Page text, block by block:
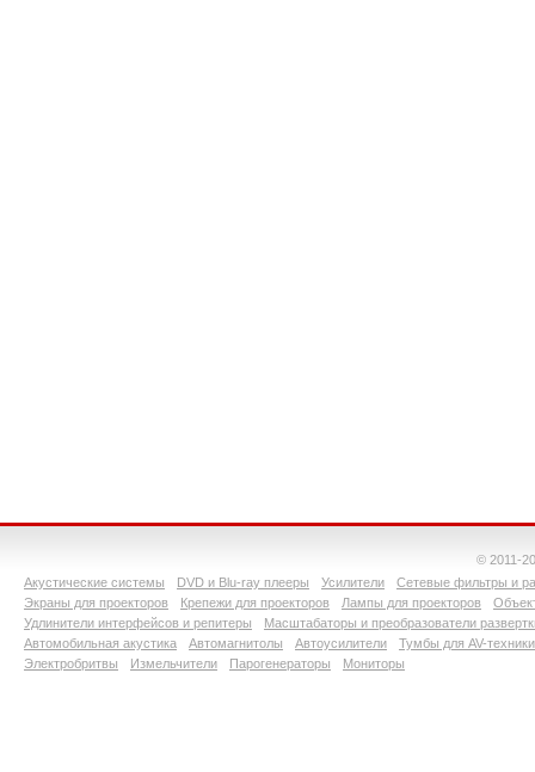
© 2011-
Акустические системы
DVD и Blu-ray плееры Усилители
Сетевые фильтры и
Экраны для проекторов
Крепежи для проекторов Лампы для проекторов
Удлинители интерфейсов и репитеры
Масштабаторы и преобразователи
Автомобильная акустика
Автомагнитолы Автоусилители
Тумбы для AV-техники
Электробритвы
Измельчители Парогенераторы Мониторы